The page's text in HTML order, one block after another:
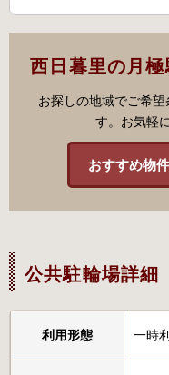
西日暮里の月
お探しの地域でご希
す。お気軽
おすすめ物
公共駐輪場詳細
利用形態 一時